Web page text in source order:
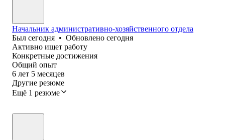
Начальник административно-хозяйственного отдела
Был сегодня • Обновлено сегодня
Активно ищет работу
Конкретные достижения
Общий опыт
6 лет 5 месяцев
Другие резюме
Ещё 1 резюме